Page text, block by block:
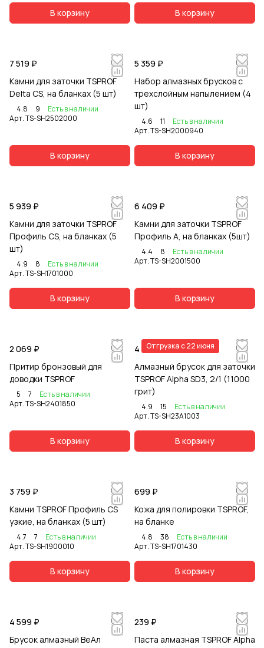
В корзину В корзину
7 519 ₽
Камни для заточки TSPROF
Delta CS, на бланках (5 шт)
4.8 9
Есть в наличии
Арт.TS-SH2502000
В корзину
5 359 ₽
Набор алмазных брусков с
трехслойным напылением (4
шт)
4.6 11
Есть в наличии
Арт.TS-SH2000940
В корзину
5 939 ₽
Камни для заточки TSPROF
Профиль CS, на бланках (5
шт)
4.9 8
Есть в наличии
Арт.TS-SH1701000
В корзину
6 409 ₽
Камни для заточки TSPROF
Профиль А, на бланках (5шт)
4.4 8
Есть в наличии
Арт.TS-SH2001500
В корзину
2 069 ₽
Притир бронзовый для
доводки TSPROF
5 7
Есть в наличии
Арт.TS-SH2401850
В корзину
Отгрузка с 22 июня
4 159 ₽
Алмазный брусок для заточки
TSPROF Alpha SD3, 2/1 (11000
грит)
4.9 15
Есть в наличии
Арт.TS-SH23A1003
В корзину
3 759 ₽
Камни TSPROF Профиль CS
узкие, на бланках (5 шт)
4.7 7
Есть в наличии
Арт.TS-SH1900010
В корзину
699 ₽
Кожа для полировки TSPROF,
на бланке
4.8 38
Есть в наличии
Арт.TS-SH1701430
В корзину
4 599 ₽
Брусок алмазный ВеАл
239 ₽
Паста алмазная TSPROF Alpha